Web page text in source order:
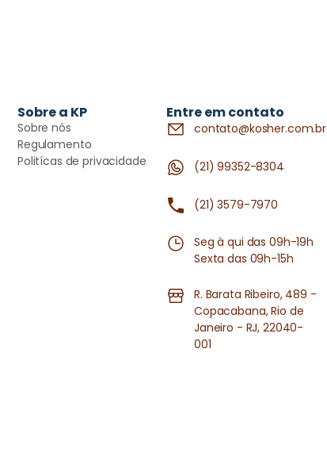
Sobre a KP
Sobre nós
Regulamento
Politícas de privacidade
Entre em contato
contato@kosher.com.br
(21) 99352-8304
(21) 3579-7970
Seg à qui das 09h-19h
Sexta das 09h-15h
R. Barata Ribeiro, 489 -
Copacabana, Rio de
Janeiro - RJ, 22040-
001